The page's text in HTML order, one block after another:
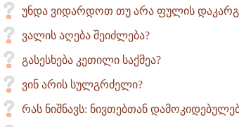
უნდა ვიდარდოთ თუ არა ფულის
ვალის აღება შეიძლება?
გასესხება კეთილი საქმეა?
ვინ არის სულგრძელი?
რას ნიშნავს: ნივთებთან